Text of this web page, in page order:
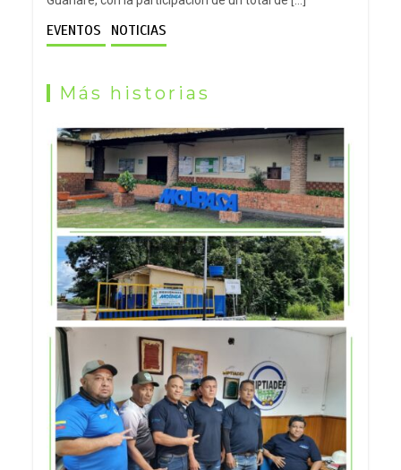
EVENTOS NOTICIAS
Más historias